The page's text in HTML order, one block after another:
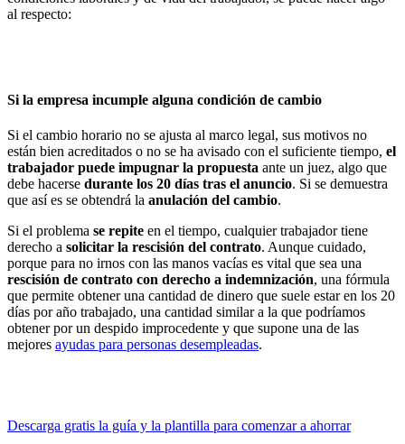
al respecto:
Si la empresa incumple alguna condición de cambio
Si el cambio horario no se ajusta al marco legal, sus motivos no
están bien acreditados o no se ha avisado con el suficiente tiempo, el
trabajador puede impugnar la propuesta ante un juez, algo que
debe hacerse durante los 20 días tras el anuncio. Si se demuestra
que así es se obtendrá la anulación del cambio.
Si el problema se repite en el tiempo, cualquier trabajador tiene
derecho a solicitar la rescisión del contrato. Aunque cuidado,
porque para no irnos con las manos vacías es vital que sea una
rescisión de contrato con derecho a indemnización, una fórmula
que permite obtener una cantidad de dinero que suele estar en los 20
días por año trabajado, una cantidad similar a la que podríamos
obtener por un despido improcedente y que supone una de las
mejores ayudas para personas desempleadas.
Descarga gratis la guía y la plantilla para comenzar a ahorrar